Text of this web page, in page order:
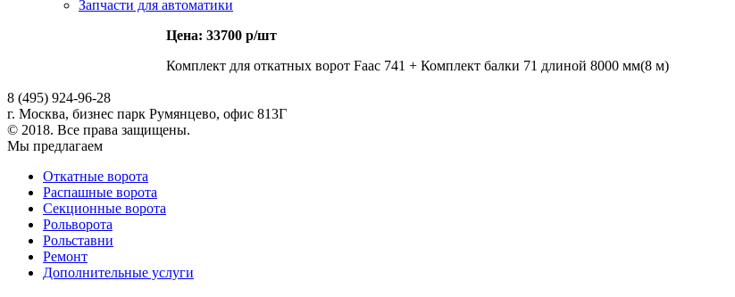
Запчасти для автоматики
Цена: 33700 р/шт
Комплект для откатных ворот Faac 741 + Комплект балки 71 длиной 8000 мм(8 м)
8 (495) 924-96-28
г. Москва, бизнес парк Румянцево, офис 813Г
© 2018. Все права защищены.
Мы предлагаем
Откатные ворота
Распашные ворота
Секционные ворота
Рольворота
Рольставни
Ремонт
Дополнительные услуги